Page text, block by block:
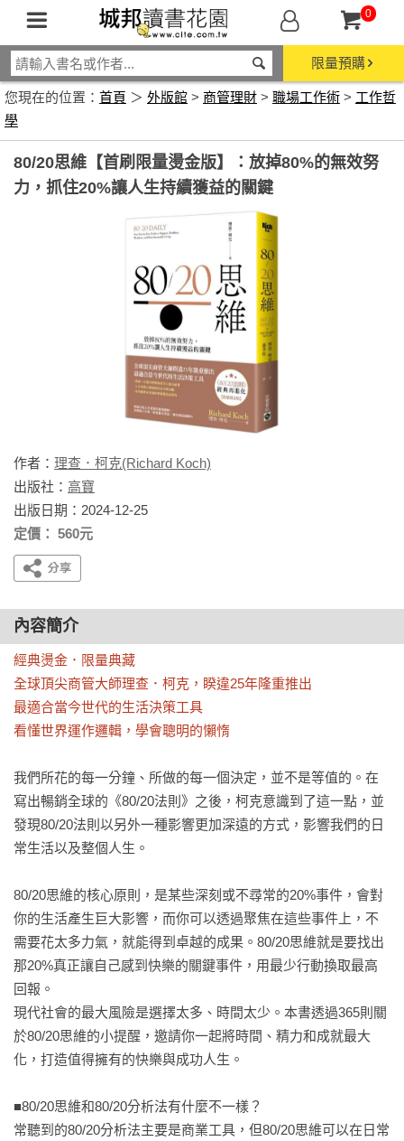
0
限量預購
您現在的位置： 首頁 ＞ 外版館 > 商管理財 > 職場工作術 > 工作哲
學
80/20思維【首刷限量燙金版】：放掉80%的無效努
力，抓住20%讓人生持續獲益的關鍵
作者： 理查．柯克(Richard Koch)
出版社： 高寶
出版日期：2024-12-25
定價： 560元
內容簡介
經典燙金．限量典藏
全球頂尖商管大師理查．柯克，睽違25年隆重推出
最適合當今世代的生活決策工具
看懂世界運作邏輯，學會聰明的懶惰
我們所花的每一分鐘、所做的每一個決定，並不是等值的。在
寫出暢銷全球的《80/20法則》之後，柯克意識到了這一點，並
發現80/20法則以另外一種影響更加深遠的方式，影響我們的日
常生活以及整個人生。
80/20思維的核心原則，是某些深刻或不尋常的20%事件，會對
你的生活產生巨大影響，而你可以透過聚焦在這些事件上，不
需要花太多力氣，就能得到卓越的成果。80/20思維就是要找出
那20%真正讓自己感到快樂的關鍵事件，用最少行動換取最高
回報。
現代社會的最大風險是選擇太多、時間太少。本書透過365則關
於80/20思維的小提醒，邀請你一起將時間、精力和成就最大
化，打造值得擁有的快樂與成功人生。
■80/20思維和80/20分析法有什麼不一樣？
常聽到的80/20分析法主要是商業工具，但80/20思維可以在日常